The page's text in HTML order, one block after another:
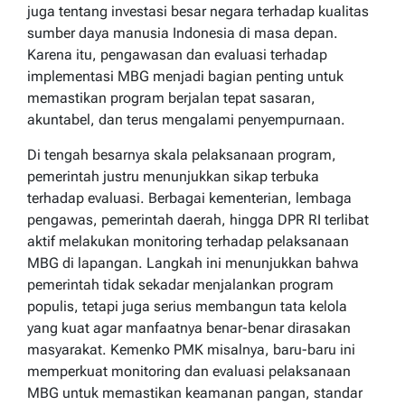
juga tentang investasi besar negara terhadap kualitas
sumber daya manusia Indonesia di masa depan.
Karena itu, pengawasan dan evaluasi terhadap
implementasi MBG menjadi bagian penting untuk
memastikan program berjalan tepat sasaran,
akuntabel, dan terus mengalami penyempurnaan.
Di tengah besarnya skala pelaksanaan program,
pemerintah justru menunjukkan sikap terbuka
terhadap evaluasi. Berbagai kementerian, lembaga
pengawas, pemerintah daerah, hingga DPR RI terlibat
aktif melakukan monitoring terhadap pelaksanaan
MBG di lapangan. Langkah ini menunjukkan bahwa
pemerintah tidak sekadar menjalankan program
populis, tetapi juga serius membangun tata kelola
yang kuat agar manfaatnya benar-benar dirasakan
masyarakat. Kemenko PMK misalnya, baru-baru ini
memperkuat monitoring dan evaluasi pelaksanaan
MBG untuk memastikan keamanan pangan, standar